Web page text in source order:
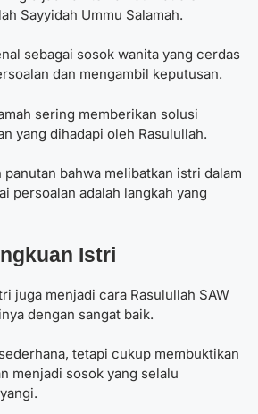
Sayyidah Ummu Salamah.
sebagai sosok wanita yang cerdas
dan mengambil keputusan.
sering memberikan solusi
yang dihadapi oleh Rasulullah.
bahwa melibatkan istri dalam
persoalan adalah langkah yang
Istri
juga menjadi cara Rasulullah SAW
dengan sangat baik.
tetapi cukup membuktikan
menjadi sosok yang selalu